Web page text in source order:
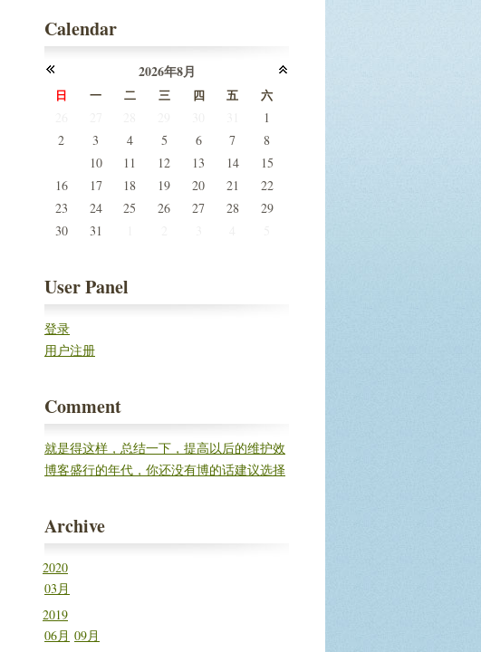
Calendar
2026年8月
日 一 二 三 四 五 六
1
2
3 4 5 6 7 8
10 11 12 13 14
15
16
17 18 19 20 21
22
23
24 25 26 27 28
29
30
31
User Panel
登录
用户注册
Comment
就是得这样，总结一下，提高以后的维护效
率。
博客盛行的年代，你还没有博的话建议选择
Archive
2020
03月
2019
06月 09月